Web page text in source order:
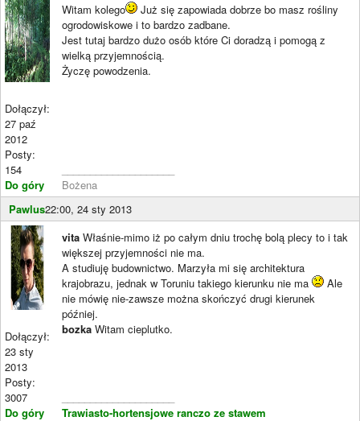
Dołączył:
27 paź
2012
Posty:
154
Do góry
Witam kolego
Już się zapowiada dobrze bo masz rośliny
ogrodowiskowe i to bardzo zadbane.
Jest tutaj bardzo dużo osób które Ci doradzą i pomogą z
wielką przyjemnością.
Życzę powodzenia.
Bożena
Pawlus22:00, 24 sty 2013
Dołączył:
23 sty
2013
Posty:
3007
Do góry
vita Właśnie-mimo iż po całym dniu trochę bolą plecy to i tak
większej przyjemności nie ma.
A studiuję budownictwo. Marzyła mi się architektura
krajobrazu, jednak w Toruniu takiego kierunku nie ma
Ale
nie mówię nie-zawsze można skończyć drugi kierunek
później.
bozka Witam cieplutko.
Trawiasto-hortensjowe ranczo ze stawem